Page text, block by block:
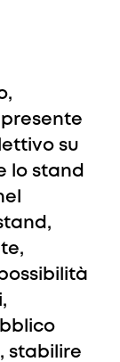
su
lo stand
stabilire